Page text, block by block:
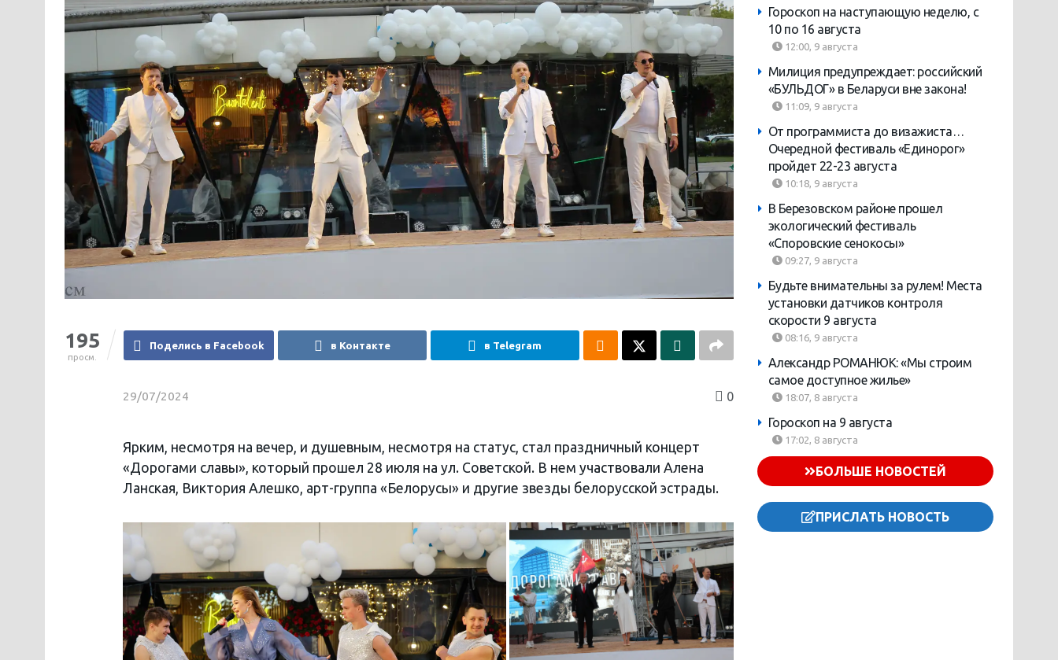
195
просм.
Поделись в Facebook в Контакте в Telegram
29/07/2024 0
Ярким, несмотря на вечер, и душевным, несмотря на статус, стал праздничный концерт
«Дорогами славы», который прошел 28 июля на ул. Советской. В нем участвовали Алена
Ланская, Виктория Алешко, арт-группа «Белорусы» и другие звезды белорусской эстрады.
Гороскоп на наступающую неделю, с
10 по 16 августа
12:00, 9 августа
Милиция предупреждает: российский
«БУЛЬДОГ» в Беларуси вне закона!
11:09, 9 августа
От программиста до визажиста…
Очередной фестиваль «Единорог»
пройдет 22-23 августа
10:18, 9 августа
В Березовском районе прошел
экологический фестиваль
«Споровские сенокосы»
09:27, 9 августа
Будьте внимательны за рулем! Места
установки датчиков контроля
скорости 9 августа
08:16, 9 августа
Александр РОМАНЮК: «Мы строим
самое доступное жилье»
18:07, 8 августа
Гороскоп на 9 августа
17:02, 8 августа
БОЛЬШЕ НОВОСТЕЙ
ПРИСЛАТЬ НОВОСТЬ